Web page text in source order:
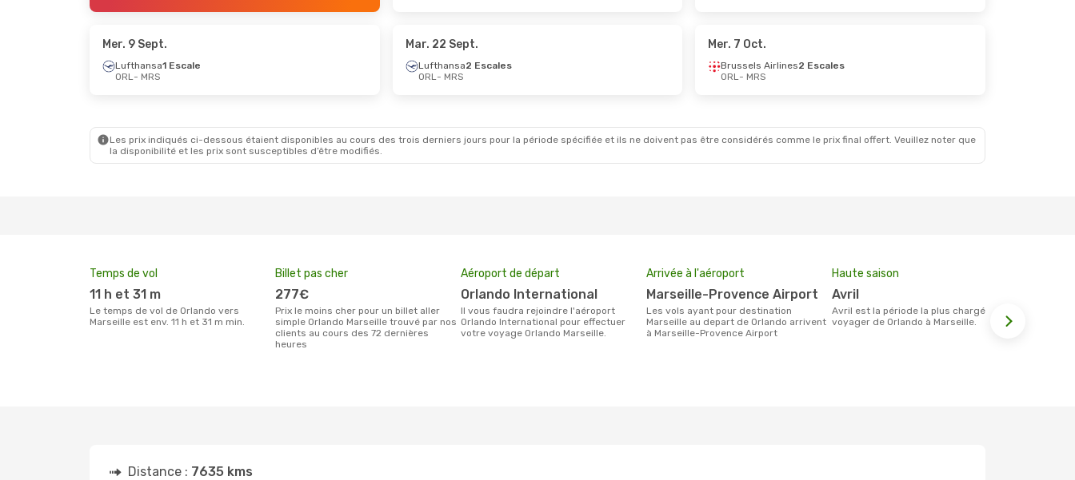
Mer. 9 Sept.
Lufthansa1 Escale
ORL- MRS
Mar. 22 Sept.
Lufthansa2 Escales
ORL- MRS
Mer. 7 Oct.
Brussels Airlines2 Escales
ORL- MRS
Les prix indiqués ci-dessous étaient disponibles au cours des trois derniers jours pour la période spécifiée et ils ne doivent pas être considérés comme le prix final offert. Veuillez noter que
la disponibilité et les prix sont susceptibles d’être modifiés.
Temps de vol
11 h et 31 m
Le temps de vol de Orlando vers
Marseille est env. 11 h et 31 m min.
Billet pas cher
277€
Prix le moins cher pour un billet aller
simple Orlando Marseille trouvé par nos
clients au cours des 72 dernières
heures
Aéroport de départ
Orlando International
Il vous faudra rejoindre l'aéroport
Orlando International pour effectuer
votre voyage Orlando Marseille.
Arrivée à l'aéroport
Marseille-Provence Airport
Les vols ayant pour destination
Marseille au depart de Orlando arrivent
à Marseille-Provence Airport
Haute saison
avril
avril est la période la plus chargée pour
voyager de Orlando à Marseille.
Distance : 7635 kms